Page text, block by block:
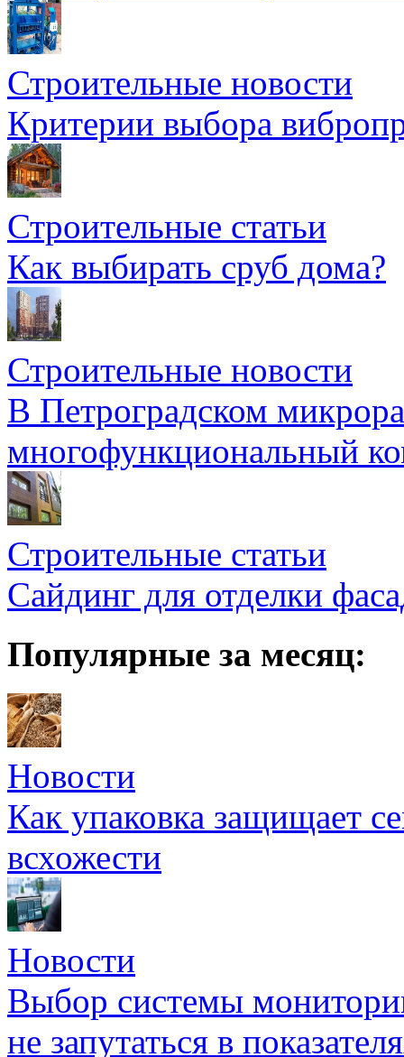
Строительные новости
Критерии выбора
Строительные статьи
Как выбирать сруб дома?
Строительные новости
В Петроградском
многофункциональный
Строительные статьи
Сайдинг для отделки
Популярные за месяц:
Новости
Как упаковка защищает
всхожести
Новости
Выбор системы
не запутаться в